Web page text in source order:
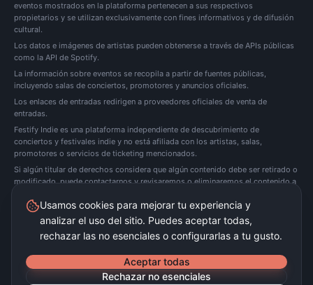
eventos mostrados en la plataforma pertenecen a sus respectivos
propietarios y se utilizan exclusivamente con fines informativos y de difusión
cultural.
Los datos e imágenes de artistas pueden obtenerse a través de APIs públicas
como la API de Spotify.
La información sobre eventos se recopila a partir de fuentes públicas,
incluyendo salas de conciertos, promotores y anuncios oficiales.
Los enlaces de entradas redirigen a proveedores oficiales de venta de
entradas.
Festify Indie es una plataforma independiente de descubrimiento de
conciertos y festivales indie y no está afiliada con los artistas, salas,
promotores o servicios de ticketing mencionados.
Si algún titular de derechos considera que algún contenido debe ser retirado o
modificado, puede contactarnos y revisaremos o eliminaremos el contenido a
Festify Indie no vende entradas directamente. Redirigimos a plataformas oficiales de
© 2026 Festify Indie · Beta
Usamos cookies para mejorar tu experiencia y
analizar el uso del sitio. Puedes aceptar todas,
rechazar las no esenciales o configurarlas a tu gusto.
Aceptar todas
Rechazar no esenciales